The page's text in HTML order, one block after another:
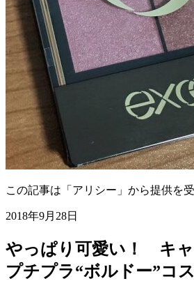
この記事は「アリシー」から提供を
2018年9月28日
やっぱり可愛い！ キ
プチプラ“ボルドー”コ